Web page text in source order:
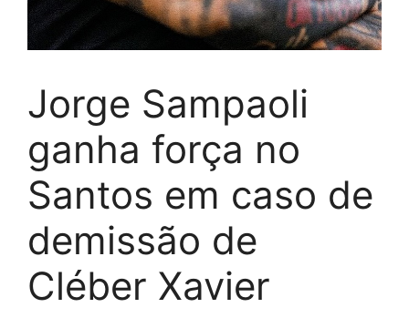
Jorge Sampaoli
ganha força no
Santos em caso de
demissão de
Cléber Xavier